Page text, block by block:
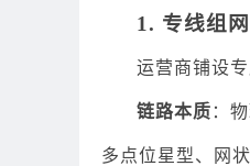
1. 专线组
运营商铺设
链路本质 ：
多点位星型、网状